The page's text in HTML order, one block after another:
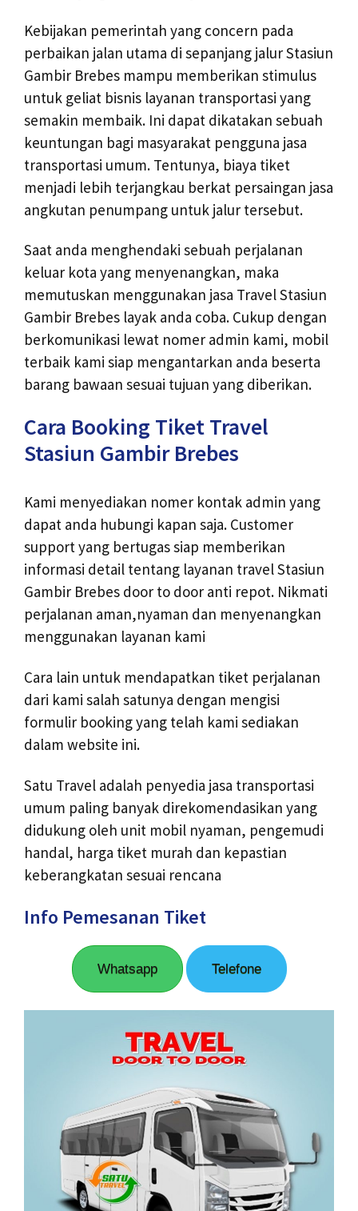
Kebijakan pemerintah yang concern pada
perbaikan jalan utama di sepanjang jalur Stasiun
Gambir Brebes mampu memberikan stimulus
untuk geliat bisnis layanan transportasi yang
semakin membaik. Ini dapat dikatakan sebuah
keuntungan bagi masyarakat pengguna jasa
transportasi umum. Tentunya, biaya tiket
menjadi lebih terjangkau berkat persaingan jasa
angkutan penumpang untuk jalur tersebut.
Saat anda menghendaki sebuah perjalanan
keluar kota yang menyenangkan, maka
memutuskan menggunakan jasa Travel Stasiun
Gambir Brebes layak anda coba. Cukup dengan
berkomunikasi lewat nomer admin kami, mobil
terbaik kami siap mengantarkan anda beserta
barang bawaan sesuai tujuan yang diberikan.
Cara Booking Tiket Travel
Stasiun Gambir Brebes
Kami menyediakan nomer kontak admin yang
dapat anda hubungi kapan saja. Customer
support yang bertugas siap memberikan
informasi detail tentang layanan travel Stasiun
Gambir Brebes door to door anti repot. Nikmati
perjalanan aman,nyaman dan menyenangkan
menggunakan layanan kami
Cara lain untuk mendapatkan tiket perjalanan
dari kami salah satunya dengan mengisi
formulir booking yang telah kami sediakan
dalam website ini.
Satu Travel adalah penyedia jasa transportasi
umum paling banyak direkomendasikan yang
didukung oleh unit mobil nyaman, pengemudi
handal, harga tiket murah dan kepastian
keberangkatan sesuai rencana
Info Pemesanan Tiket
Whatsapp Telefone